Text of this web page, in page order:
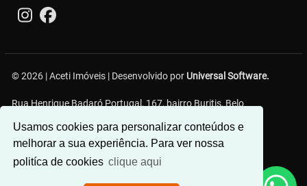
Usamos cookies para personalizar conteúdos e
melhorar a sua experiência. Para ver nossa
politíca de cookies clique aqui
© 2026 | Aceti Imóveis | Desenvolvido por Universal Software.
Rua Henrique Badaró Portugal, 167, bairro Buritis, Belo